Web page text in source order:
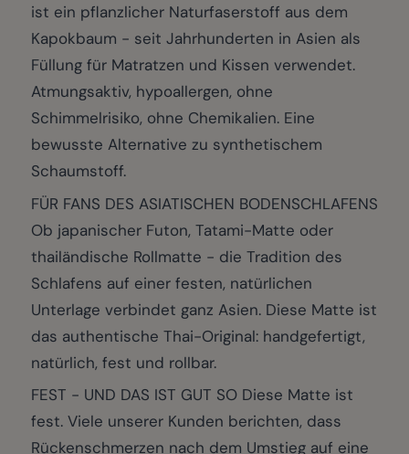
ist ein pflanzlicher Naturfaserstoff aus dem
Kapokbaum - seit Jahrhunderten in Asien als
Füllung für Matratzen und Kissen verwendet.
Atmungsaktiv, hypoallergen, ohne
Schimmelrisiko, ohne Chemikalien. Eine
bewusste Alternative zu synthetischem
Schaumstoff.
FÜR FANS DES ASIATISCHEN BODENSCHLAFENS
Ob japanischer Futon, Tatami-Matte oder
thailändische Rollmatte - die Tradition des
Schlafens auf einer festen, natürlichen
Unterlage verbindet ganz Asien. Diese Matte ist
das authentische Thai-Original: handgefertigt,
natürlich, fest und rollbar.
FEST - UND DAS IST GUT SO Diese Matte ist
fest. Viele unserer Kunden berichten, dass
Rückenschmerzen nach dem Umstieg auf eine